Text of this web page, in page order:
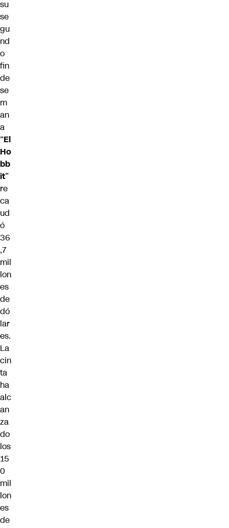
su
se
gu
nd
o
fin
de
se
m
an
a
“El
Ho
bb
it”
re
ca
ud
ó
36
,7
mil
lon
es
de
dó
lar
es.
La
cin
ta
ha
alc
an
za
do
los
15
0
mil
lon
es
de